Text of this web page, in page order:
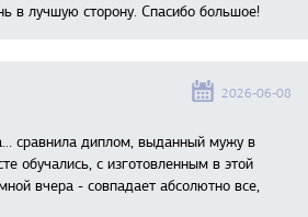
в лучшую сторону. Спасибо большое!
2026-06-08
сравнила диплом, выданный мужу в
обучались, с изготовленным в этой
вчера - совпадает абсолютно все,